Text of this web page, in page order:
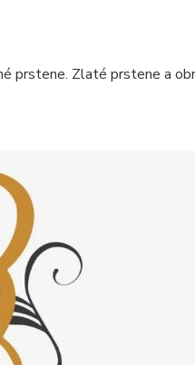
prstene. Zlaté prstene a